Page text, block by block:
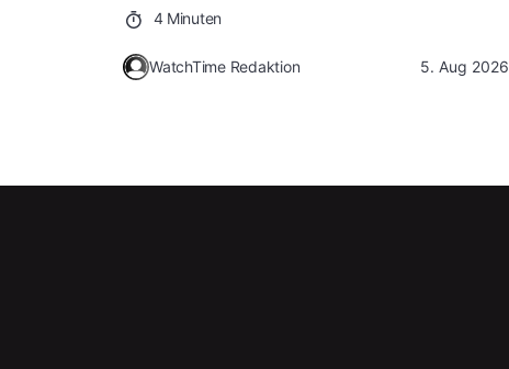
4 Minuten
WatchTime Redaktion 5. Aug 2026